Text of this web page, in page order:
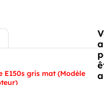
E150s gris mat (Modèle